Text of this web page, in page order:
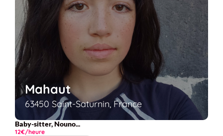
Mahaut
63450 Saint-Saturnin, France
Baby-sitter, Nouno...
12€/heure